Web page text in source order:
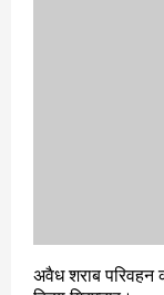
अवैध शराब परिवहन